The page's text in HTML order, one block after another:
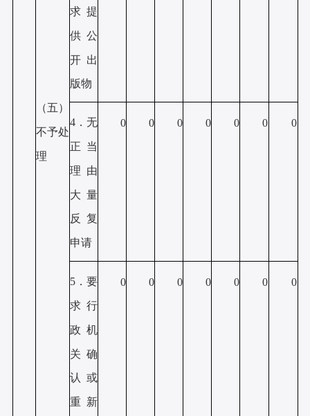
（五）
不予处
理
求提
供公
开出
版物
4．无
正当
理由
大量
反复
申请
0 0 0 0 0 0 0
5．要
求行
政机
关确
认或
重新
0 0 0 0 0 0 0